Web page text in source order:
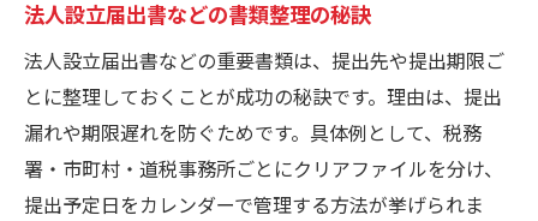
法人設立届出書などの書類整理の秘訣
法人設立届出書などの重要書類は、提出先や提出期限ご
とに整理しておくことが成功の秘訣です。理由は、提出
漏れや期限遅れを防ぐためです。具体例として、税務
署・市町村・道税事務所ごとにクリアファイルを分け、
提出予定日をカレンダーで管理する方法が挙げられま